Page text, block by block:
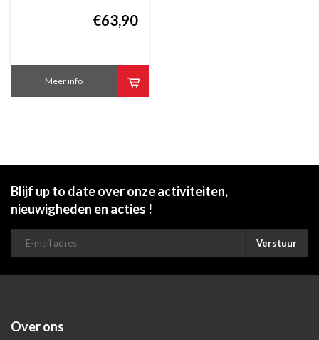
€63,90
Meer info
Blijf up to date over onze activiteiten,
nieuwigheden en acties !
Verstuur
Over ons